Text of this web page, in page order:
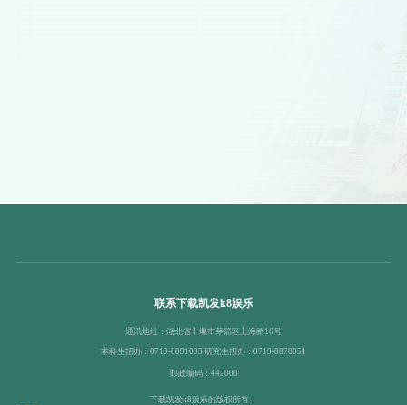
联系下载凯发k8娱乐
通讯地址：湖北省十堰市茅箭区上海路16号
本科生招办：0719-8891093 研究生招办：0719-8878051
邮政编码：442000
下载凯发k8娱乐的版权所有：